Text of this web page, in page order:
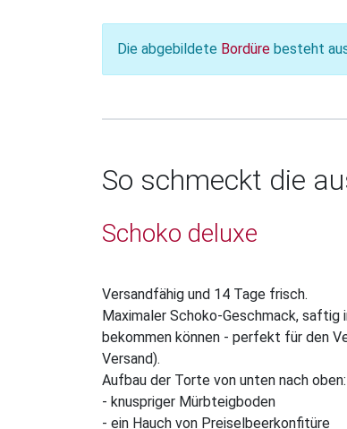
Die abgebildete Bordüre besteht
So schmeckt die
Schoko deluxe
Versandfähig und 14 Tage frisch.
Maximaler Schoko-Geschmack, saftig
bekommen können - perfekt für den
Versand).
Aufbau der Torte von unten nach oben:
- knuspriger Mürbteigboden
- ein Hauch von Preiselbeerkonfitüre